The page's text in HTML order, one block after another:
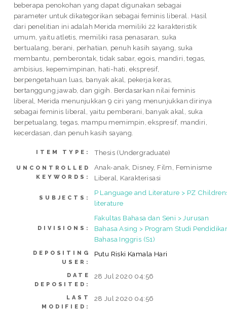
beberapa penokohan yang dapat digunakan sebagai
parameter untuk dikategorikan sebagai feminis liberal. Hasil
dari penelitian ini adalah Merida memiliki 22 karakteristik
umum, yaitu atletis, memiliki rasa penasaran, suka
bertualang, berani, perhatian, penuh kasih sayang, suka
membantu, pemberontak, tidak sabar, egois, mandiri, tegas,
ambisius, kepemimpinan, hati-hati, ekspresif,
berpengetahuan luas, banyak akal, pekerja keras,
bertanggung jawab, dan gigih. Berdasarkan nilai feminis
liberal, Merida menunjukkan 9 ciri yang menunjukkan dirinya
sebagai feminis liberal, yaitu pemberani, banyak akal, suka
berpetualang, tegas, mampu memimpin, ekspresif, mandiri,
kecerdasan, dan penuh kasih sayang.
ITEM TYPE: Thesis (Undergraduate)
UNCONTROLLED
KEYWORDS:
Anak-anak, Disney, Film, Feminisme
Liberal, Karakterisasi
SUBJECTS:
P Language and Literature > PZ
literature
DIVISIONS:
Fakultas Bahasa dan Seni > Jurusan
Bahasa Asing > Program Studi
Bahasa Inggris (S1)
DEPOSITING
USER:
Putu Riski Kamala Hari
DATE
DEPOSITED:
28 Jul 2020 04:56
LAST
MODIFIED:
28 Jul 2020 04:56